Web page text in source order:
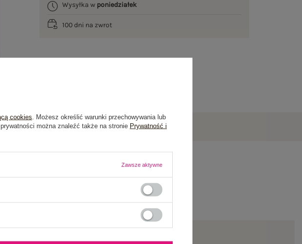
Wysyłka w poniedziałek
100 dni na zwrot
cookies . Możesz określić warunki przechowywania lub
można znaleźć także na stronie Prywatność i
Zawsze aktywne